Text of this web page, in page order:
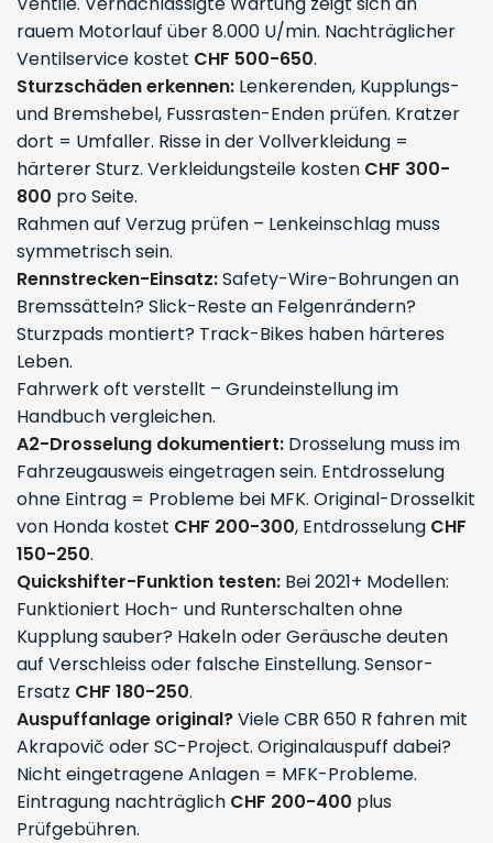
rauem Motorlauf über 8.000 U/min. Nachträglicher
Ventilservice kostet CHF 500-650.
Sturzschäden erkennen: Lenkerenden, Kupplungs-
und Bremshebel, Fussrasten-Enden prüfen. Kratzer
dort = Umfaller. Risse in der Vollverkleidung =
härterer Sturz. Verkleidungsteile kosten CHF 300-
800 pro Seite.
Rahmen auf Verzug prüfen – Lenkeinschlag muss
symmetrisch sein.
Rennstrecken-Einsatz:Safety-Wire-Bohrungen an
Bremssätteln? Slick-Reste an Felgenrändern?
Sturzpads montiert? Track-Bikes haben härteres
Leben.
Fahrwerk oft verstellt – Grundeinstellung im
Handbuch vergleichen.
A2-Drosselung dokumentiert: Drosselung muss im
Fahrzeugausweis eingetragen sein. Entdrosselung
ohne Eintrag = Probleme bei MFK. Original-Drosselkit
von Honda kostet CHF 200-300, Entdrosselung CHF
150-250.
Quickshifter-Funktion testen: Bei 2021+ Modellen:
Funktioniert Hoch- und Runterschalten ohne
Kupplung sauber? Hakeln oder Geräusche deuten
auf Verschleiss oder falsche Einstellung. Sensor-
Ersatz CHF 180-250.
Auspuffanlage original?Viele CBR 650 R fahren mit
Akrapovič oder SC-Project. Originalauspuff dabei?
Nicht eingetragene Anlagen = MFK-Probleme.
Eintragung nachträglich CHF 200-400 plus
Prüfgebühren.